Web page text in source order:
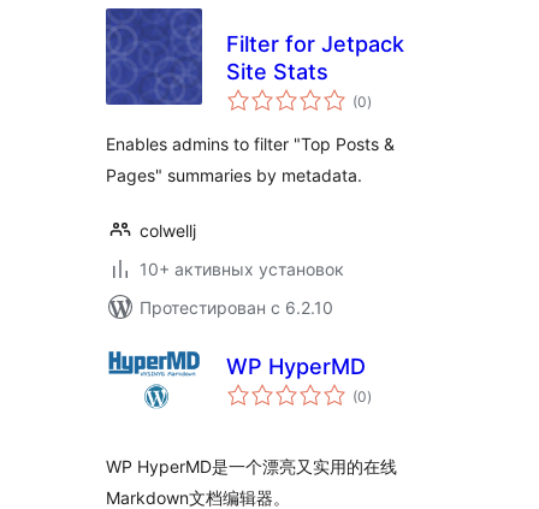
Filter for Jetpack
Site Stats
(0общий
рейтинг
)
Enables admins to filter "Top Posts &
Pages" summaries by metadata.
colwellj
10+ активных установок
Протестирован с 6.2.10
WP HyperMD
(0общий
рейтинг
)
WP HyperMD是一个漂亮又实用的在线
Markdown文档编辑器。